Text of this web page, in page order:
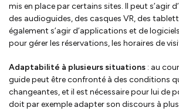
mis en place par certains sites. Il peut s’agir
des audioguides, des casques VR, des
également s’agir d’applications et de
pour gérer les réservations, les horaires de
Adaptabilité à plusieurs situations : au
guide peut être confronté à des conditions
changeantes, et il est nécessaire pour lui de
doit par exemple adapter son discours à